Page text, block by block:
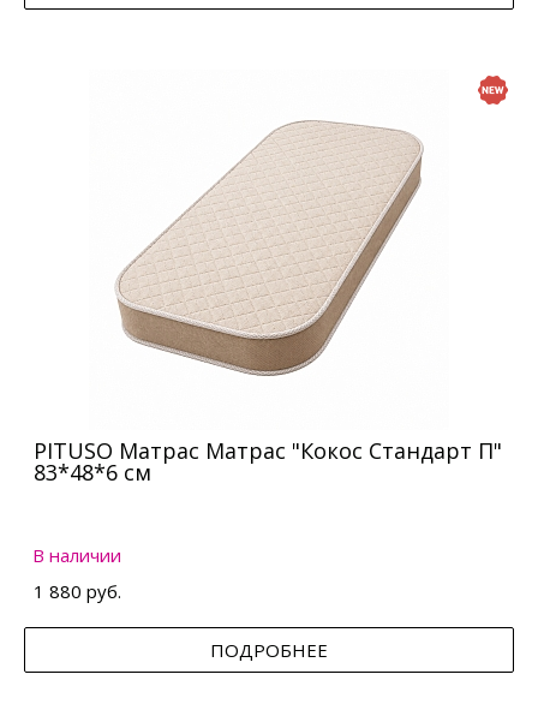
PITUSO Матрас Матрас "Кокос Стандарт П"
83*48*6 см
В наличии
1 880 руб.
ПОДРОБНЕЕ